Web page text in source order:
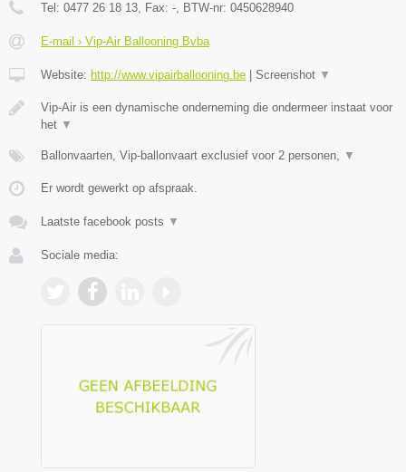
Tel: 0477 26 18 13, Fax: -, BTW-nr: 0450628940
E-mail › Vip-Air Ballooning Bvba
Website: http://www.vipairballooning.be Screenshot ▼
Vip-Air is een dynamische onderneming die ondermeer instaat voor
het ▼
Ballonvaarten, Vip-ballonvaart exclusief voor 2 personen, ▼
Er wordt gewerkt op afspraak.
Laatste facebook posts ▼
Sociale media: